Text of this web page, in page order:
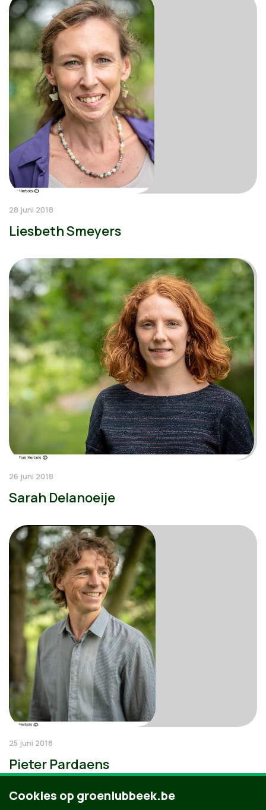
28 juni 2018
Liesbeth Smeyers
26 juni 2018
Sarah Delanoeije
25 juni 2018
Pieter Pardaens
Cookies op groenlubbeek.be